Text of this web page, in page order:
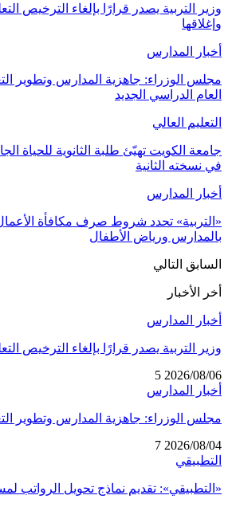
وزير التربية يصدر قرارًا بإلغاء الترخيص
وإغلاقها
أخبار المدارس
مجلس الوزراء: جاهزية المدارس وتطوير
العام الدراسي الجديد
التعليم العالي
في نسخته الثانية
أخبار المدارس
«التربية» تحدد شروط صرف مكافأة الأعمال
بالمدارس ورياض الأطفال
السابق التالي
أخر الأخبار
أخبار المدارس
وزير التربية يصدر قرارًا بإلغاء الترخيص
2026/08/06
5
أخبار المدارس
مجلس الوزراء: جاهزية المدارس وتطوير
2026/08/04
7
التطبيقي
«التطبيقي»: تقديم نماذج تحويل الرواتب